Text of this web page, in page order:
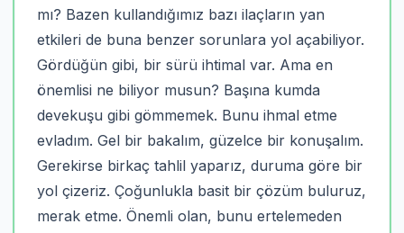
mı? Bazen kullandığımız bazı ilaçların yan
etkileri de buna benzer sorunlara yol açabiliyor.
Gördüğün gibi, bir sürü ihtimal var. Ama en
önemlisi ne biliyor musun? Başına kumda
devekuşu gibi gömmemek. Bunu ihmal etme
evladım. Gel bir bakalım, güzelce bir konuşalım.
Gerekirse birkaç tahlil yaparız, duruma göre bir
yol çizeriz. Çoğunlukla basit bir çözüm buluruz,
merak etme. Önemli olan, bunu ertelemeden